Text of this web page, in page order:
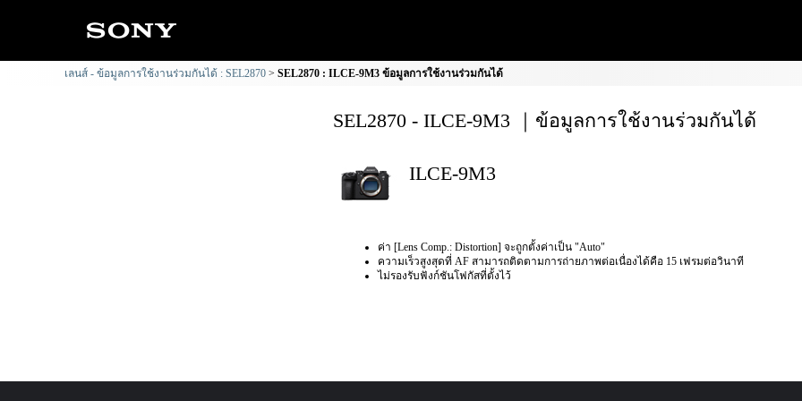
เลนส์ - ข้อมูลการใช้งานร่วมกันได้ : SEL2870 SEL2870 : ILCE-9M3 ข้อมูลการใช้งานร่วมกันได้
SEL2870 - ILCE-9M3 ｜ข้อมูลการใช้งานร่วมกันได้
ILCE-9M3
ค่า [Lens Comp.: Distortion] จะถูกตั้งค่าเป็น "Auto"
ความเร็วสูงสุดที่ AF สามารถติดตามการถ่ายภาพต่อเนื่องได้คือ 15 เฟรมต่อวินาที
ไม่รองรับฟังก์ชันโฟกัสที่ตั้งไว้